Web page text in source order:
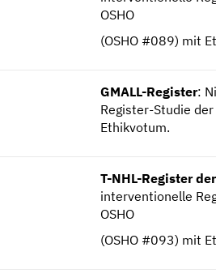
OSHO
(OSHO #089) mit
GMALL-Register:
Register-Studie
Ethikvotum.
T-NHL-Register
interventionelle
OSHO
(OSHO #093) mit